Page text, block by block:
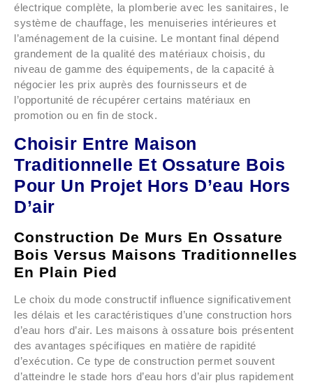
électrique complète, la plomberie avec les sanitaires, le
système de chauffage, les menuiseries intérieures et
l’aménagement de la cuisine. Le montant final dépend
grandement de la qualité des matériaux choisis, du
niveau de gamme des équipements, de la capacité à
négocier les prix auprès des fournisseurs et de
l’opportunité de récupérer certains matériaux en
promotion ou en fin de stock.
Choisir Entre Maison
Traditionnelle Et Ossature Bois
Pour Un Projet Hors D’eau Hors
D’air
Construction De Murs En Ossature
Bois Versus Maisons Traditionnelles
En Plain Pied
Le choix du mode constructif influence significativement
les délais et les caractéristiques d’une construction hors
d’eau hors d’air. Les maisons à ossature bois présentent
des avantages spécifiques en matière de rapidité
d’exécution. Ce type de construction permet souvent
d’atteindre le stade hors d’eau hors d’air plus rapidement